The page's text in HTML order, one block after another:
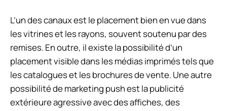
L’un des canaux est le placement bien en vue dans
les vitrines et les rayons, souvent soutenu par des
remises. En outre, il existe la possibilité d’un
placement visible dans les médias imprimés tels que
les catalogues et les brochures de vente. Une autre
possibilité de marketing push est la publicité
extérieure agressive avec des affiches, des